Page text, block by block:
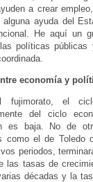
a crear
alguna ayuda del
He aquí un
políticas
economía y
fujimorato, el
del ciclo
es baja. No de
como el de Toledo
periodos,
las tasas de
décadas y la